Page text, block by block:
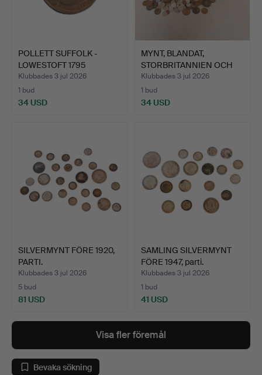
POLLETT SUFFOLK -
LOWESTOFT 1795
HALFPENNY.
Klubbades 3 jul 2026
1 bud
34 USD
MYNT, BLANDAT,
STORBRITANNIEN OCH
VÄRLDEN,…
Klubbades 3 jul 2026
1 bud
34 USD
SILVERMYNT FÖRE 1920,
PARTI.
Klubbades 3 jul 2026
5 bud
81 USD
SAMLING SILVERMYNT
FÖRE 1947, parti.
Klubbades 3 jul 2026
1 bud
41 USD
Visa fler föremål
Bevaka sökning